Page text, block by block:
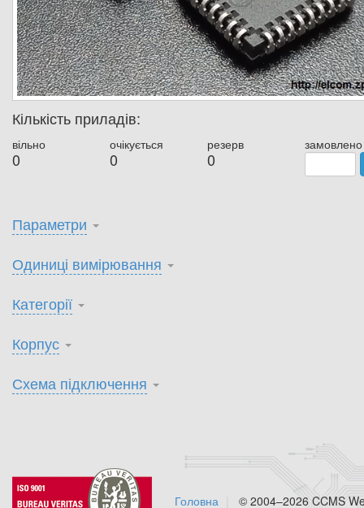
Кількість приладів:
вільно
0
очікується
0
резерв
0
замовлено
Параметри
Одиниці вимірювання
Категорії
Корпус
Схема підключення
© 2004–2026 CCMS
Головна